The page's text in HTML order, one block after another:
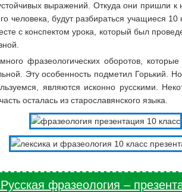
выражений. Откуда они пришли к
человека, будут разбираться учащиеся 10
с конспектом урока, который был
фразеологических оборотов, которые
Эту особенность подметил Горький.
являются исконно русскими.
осталась из старославянского языка.
фразеология –